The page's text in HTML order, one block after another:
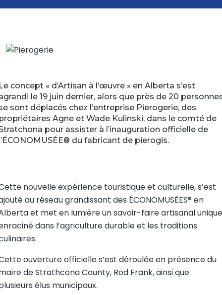
concept « d’Artisan à l’œuvre » en Alberta s’est
le 19 juin dernier, alors que près de 20
sont déplacés chez l’entreprise Pierogerie, des
Agne et Wade Kulinski, dans le comté de
pour assister à l’inauguration officielle de
du fabricant de pierogis.
nouvelle expérience touristique et culturelle, s’est
au réseau grandissant des ÉCONOMUSÉES® en
et met en lumière un savoir-faire artisanal unique
dans l’agriculture durable et les traditions
ouverture officielle s’est déroulée en présence du
de Strathcona County, Rod Frank, ainsi que
élus municipaux.